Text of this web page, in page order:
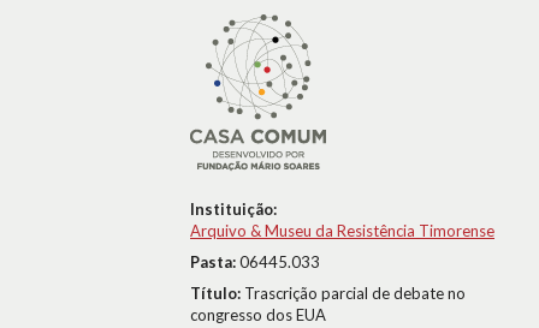
Instituição:
Arquivo & Museu da Resistência Timorense
Pasta:06445.033
Título: Trascrição parcial de debate no
congresso dos EUA